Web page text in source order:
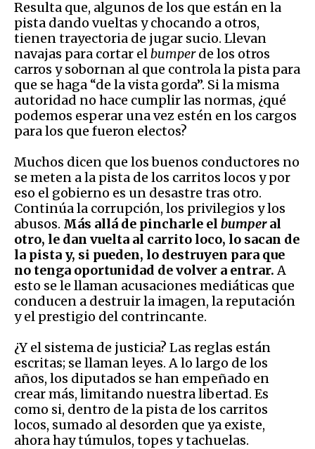
Resulta que, algunos de los que están en la
pista dando vueltas y chocando a otros,
tienen trayectoria de jugar sucio. Llevan
navajas para cortar elbumperde los otros
carros y sobornan al que controla la pista para
que se haga “de la vista gorda”. Si la misma
autoridad no hace cumplir las normas, ¿qué
podemos esperar una vez estén en los cargos
para los que fueron electos?
Muchos dicen que los buenos conductores no
se meten a la pista de los carritos locos y por
eso el gobierno es un desastre tras otro.
Continúa la corrupción, los privilegios y los
abusos. Más allá de pincharle el bumperal
otro, le dan vuelta al carrito loco, lo sacan de
la pista y, si pueden, lo destruyen para que
no tenga oportunidad de volver a entrar.A
esto se le llaman acusaciones mediáticas que
conducen a destruir la imagen, la reputación
y el prestigio del contrincante.
¿Y el sistema de justicia? Las reglas están
escritas; se llaman leyes. A lo largo de los
años, los diputados se han empeñado en
crear más, limitando nuestra libertad. Es
como si, dentro de la pista de los carritos
locos, sumado al desorden que ya existe,
ahora hay túmulos, topes y tachuelas.